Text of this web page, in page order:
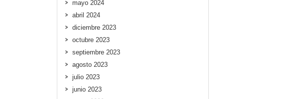
mayo 2024
abril 2024
diciembre 2023
octubre 2023
septiembre 2023
agosto 2023
julio 2023
junio 2023